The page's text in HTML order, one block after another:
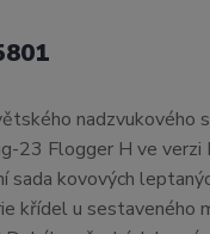
nadzvukového
23 Flogger H ve verzi
sada kovových
křídel u sestaveného